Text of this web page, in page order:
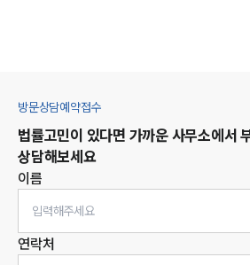
방문상담예약접수
법률고민이 있다면 가까운 사무소에서
상담해보세요
이름
연락처